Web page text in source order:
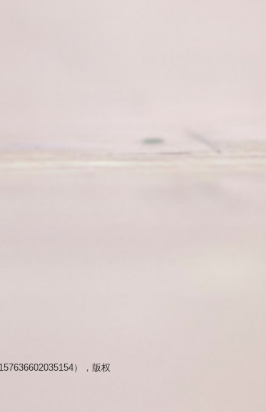
），版权